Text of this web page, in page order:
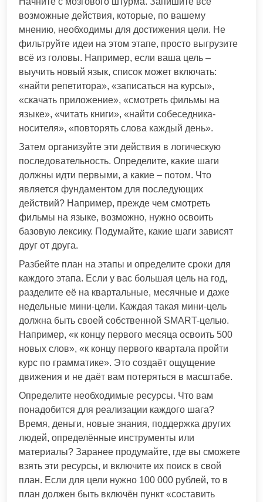
возможные действия, которые, по вашему
мнению, необходимы для достижения цели. Не
фильтруйте идеи на этом этапе, просто выгрузите
всё из головы. Например, если ваша цель –
выучить новый язык, список может включать:
«найти репетитора», «записаться на курсы»,
«скачать приложение», «смотреть фильмы на
языке», «читать книги», «найти собеседника-
носителя», «повторять слова каждый день».
Затем организуйте эти действия в логическую
последовательность. Определите, какие шаги
должны идти первыми, а какие – потом. Что
является фундаментом для последующих
действий? Например, прежде чем смотреть
фильмы на языке, возможно, нужно освоить
базовую лексику. Подумайте, какие шаги зависят
друг от друга.
Разбейте план на этапы и определите сроки для
каждого этапа. Если у вас большая цель на год,
разделите её на квартальные, месячные и даже
недельные мини-цели. Каждая такая мини-цель
должна быть своей собственной SMART-целью.
Например, «к концу первого месяца освоить 500
новых слов», «к концу первого квартала пройти
курс по грамматике». Это создаёт ощущение
движения и не даёт вам потеряться в масштабе.
Определите необходимые ресурсы. Что вам
понадобится для реализации каждого шага?
Время, деньги, новые знания, поддержка других
людей, определённые инструменты или
материалы? Заранее продумайте, где вы сможете
взять эти ресурсы, и включите их поиск в свой
план. Если для цели нужно 100 000 рублей, то в
план должен быть включён пункт «составить